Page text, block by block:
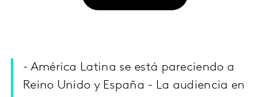
- América Latina se está pareciendo a
Reino Unido y España - La audiencia en